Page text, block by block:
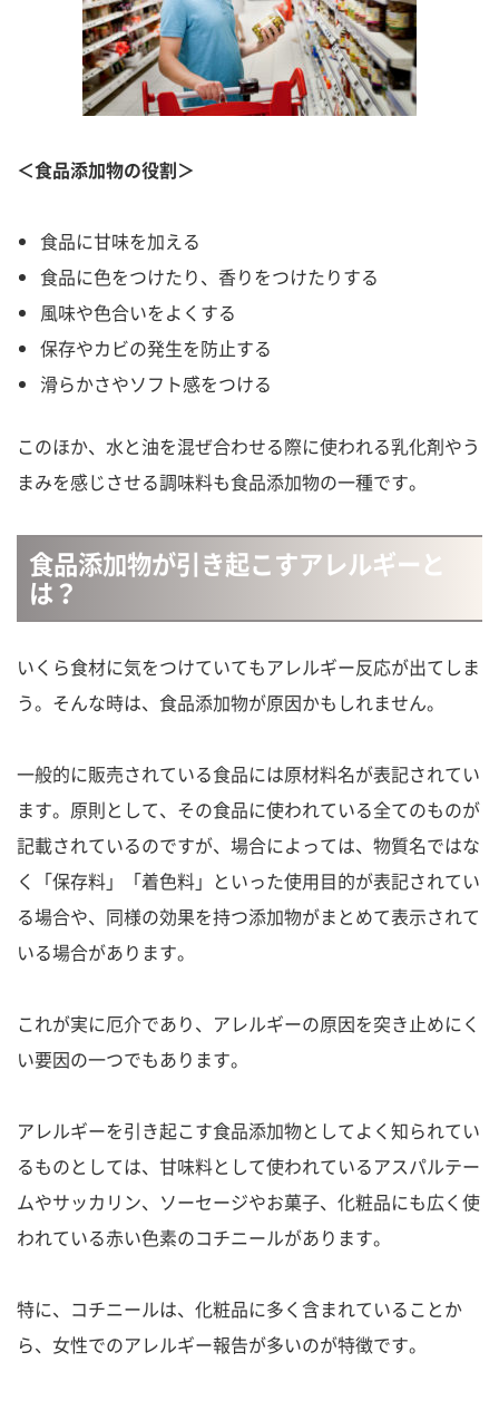
＜食品添加物の役割＞
食品に甘味を加える
食品に色をつけたり、香りをつけたりする
風味や色合いをよくする
保存やカビの発生を防止する
滑らかさやソフト感をつける
このほか、水と油を混ぜ合わせる際に使われる乳化剤やう
まみを感じさせる調味料も食品添加物の一種です。
食品添加物が引き起こすアレルギーと
は？
いくら食材に気をつけていてもアレルギー反応が出てしま
う。そんな時は、食品添加物が原因かもしれません。
一般的に販売されている食品には原材料名が表記されてい
ます。原則として、その食品に使われている全てのものが
記載されているのですが、場合によっては、物質名ではな
く「保存料」「着色料」といった使用目的が表記されてい
る場合や、同様の効果を持つ添加物がまとめて表示されて
いる場合があります。
これが実に厄介であり、アレルギーの原因を突き止めにく
い要因の一つでもあります。
アレルギーを引き起こす食品添加物としてよく知られてい
るものとしては、甘味料として使われているアスパルテー
ムやサッカリン、ソーセージやお菓子、化粧品にも広く使
われている赤い色素のコチニールがあります。
特に、コチニールは、化粧品に多く含まれていることか
ら、女性でのアレルギー報告が多いのが特徴です。